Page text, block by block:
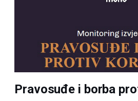
Pravosuđe i borba